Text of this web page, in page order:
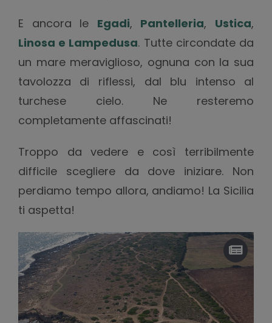
E ancora le Egadi, Pantelleria, Ustica,
Linosa e Lampedusa. Tutte circondate da
un mare meraviglioso, ognuna con la sua
tavolozza di riflessi, dal blu intenso al
turchese cielo. Ne resteremo
completamente affascinati!
Troppo da vedere e così terribilmente
difficile scegliere da dove iniziare. Non
perdiamo tempo allora, andiamo! La Sicilia
ti aspetta!